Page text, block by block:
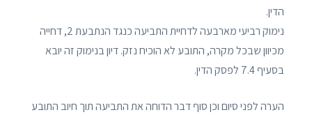
הדין.
נימוק רביעי מארבעה לדחיית התביעה כנגד הנתבעת 2, דחייה
מכיוון שבכל מקרה, התובע לא הוכיח נזק. דיון בנימוק זה יובא
בסעיף 7.4 לפסק הדין.
הערה לפני סיום וכן סוף דבר הדוחה את התביעה תוך חיוב התובע